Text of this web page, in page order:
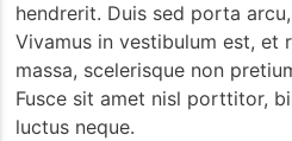
hendrerit. Duis sed porta
Vivamus in vestibulum est, et
massa, scelerisque non
Fusce sit amet nisl porttitor,
luctus neque.